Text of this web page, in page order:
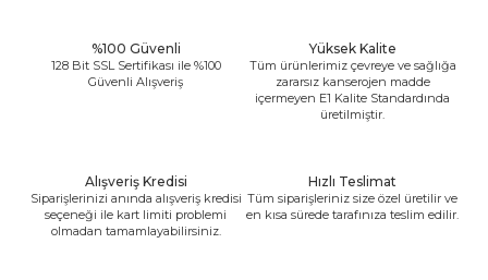
%100 Güvenli
128 Bit SSL Sertifikası ile %100
Güvenli Alışveriş
Yüksek Kalite
Tüm ürünlerimiz çevreye ve sağlığa
zararsız kanserojen madde
içermeyen E1 Kalite Standardında
üretilmiştir.
Alışveriş Kredisi
Siparişlerinizi anında alışveriş kredisi
seçeneği ile kart limiti problemi
olmadan tamamlayabilirsiniz.
Hızlı Teslimat
Tüm siparişleriniz size özel üretilir ve
en kısa sürede tarafınıza teslim edilir.